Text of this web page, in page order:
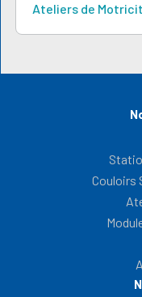
Ateliers de
Couloirs